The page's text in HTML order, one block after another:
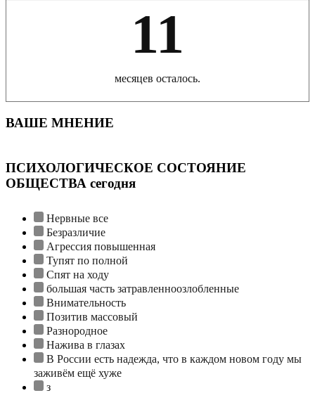
11
месяцев осталось.
ВАШЕ МНЕНИЕ
ПСИХОЛОГИЧЕСКОЕ СОСТОЯНИЕ
ОБЩЕСТВА сегодня
Нервные все
Безразличие
Агрессия повышенная
Тупят по полной
Спят на ходу
большая часть затравленноозлобленные
Внимательность
Позитив массовый
Разнородное
Нажива в глазах
В России есть надежда, что в каждом новом году мы
заживём ещё хуже
з